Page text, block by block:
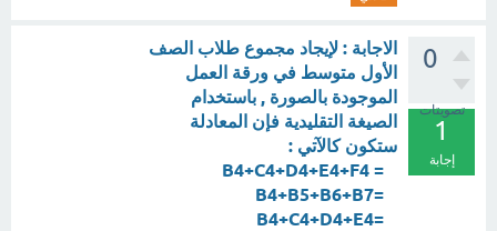
0
تصويتات
1
إجابة
الاجابة : لإيجاد مجموع طلاب الصف
الأول متوسط في ورقة العمل
الموجودة بالصورة , باستخدام
الصيغة التقليدية فإن المعادلة
ستكون كالآتي :
B4+C4+D4+E4+F4 =
B4+B5+B6+B7=
B4+C4+D4+E4=